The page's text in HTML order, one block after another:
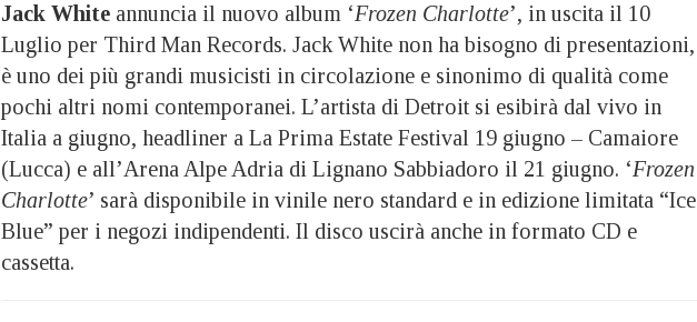
Jack White annuncia il nuovo album ‘Frozen Charlotte’, in uscita il 10
Luglio per Third Man Records. Jack White non ha bisogno di presentazioni,
è uno dei più grandi musicisti in circolazione e sinonimo di qualità come
pochi altri nomi contemporanei. L’artista di Detroit si esibirà dal vivo in
Italia a giugno, headliner a La Prima Estate Festival 19 giugno – Camaiore
(Lucca) e all’Arena Alpe Adria di Lignano Sabbiadoro il 21 giugno. ‘Frozen
Charlotte’ sarà disponibile in vinile nero standard e in edizione limitata “Ice
Blue” per i negozi indipendenti. Il disco uscirà anche in formato CD e
cassetta.